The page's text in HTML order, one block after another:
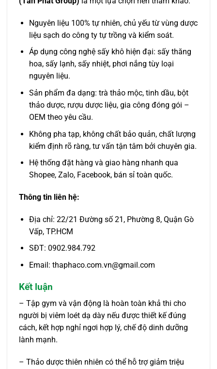
Nguyên liệu 100% tự nhiên, chủ yếu từ vùng dược
liệu sạch do công ty tự trồng và kiểm soát.
Áp dụng công nghệ sấy khô hiện đại: sấy thăng
hoa, sấy lạnh, sấy nhiệt, phơi nắng tùy loại
nguyên liệu.
Sản phẩm đa dạng: trà thảo mộc, tinh dầu, bột
thảo dược, rượu dược liệu, gia công đóng gói –
OEM theo yêu cầu.
Không pha tạp, không chất bảo quản, chất lượng
kiểm định rõ ràng, tư vấn tận tâm bởi chuyên gia.
Hệ thống đặt hàng và giao hàng nhanh qua
Shopee, Zalo, Facebook, bán sỉ toàn quốc.
Thông tin liên hệ:
Địa chỉ: 22/21 Đường số 21, Phường 8, Quận Gò
Vấp, TP.HCM
SĐT: 0902.984.792
Email: thaphaco.com.vn@gmail.com
Kết luận
– Tập gym và vận động là hoàn toàn khả thi cho
người bị viêm loét dạ dày nếu được thiết kế đúng
cách, kết hợp nghỉ ngơi hợp lý, chế độ dinh dưỡng
lành mạnh.
– Thảo dược thiên nhiên có thể hỗ trợ giảm triệu